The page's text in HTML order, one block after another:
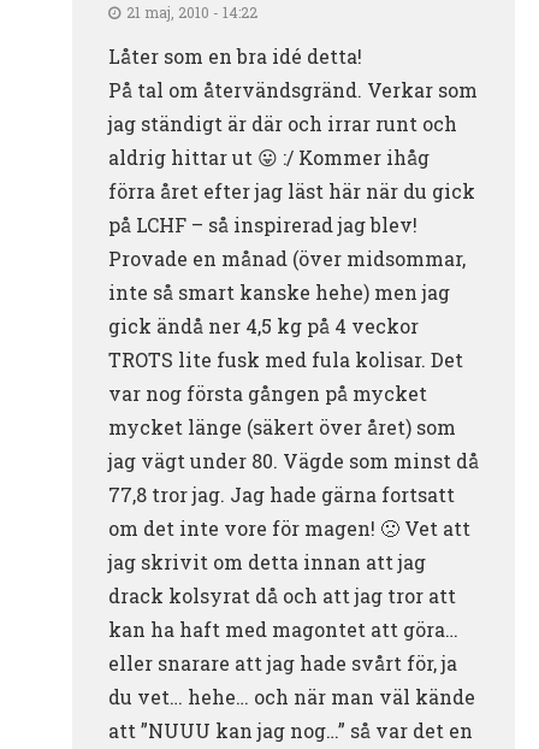
21 maj, 2010 - 14:22
Låter som en bra idé detta!
På tal om återvändsgränd. Verkar som
jag ständigt är där och irrar runt och
aldrig hittar ut 😛 :/ Kommer ihåg
förra året efter jag läst här när du gick
på LCHF – så inspirerad jag blev!
Provade en månad (över midsommar,
inte så smart kanske hehe) men jag
gick ändå ner 4,5 kg på 4 veckor
TROTS lite fusk med fula kolisar. Det
var nog första gången på mycket
mycket länge (säkert över året) som
jag vägt under 80. Vägde som minst då
77,8 tror jag. Jag hade gärna fortsatt
om det inte vore för magen! 🙁 Vet att
jag skrivit om detta innan att jag
drack kolsyrat då och att jag tror att
kan ha haft med magontet att göra…
eller snarare att jag hade svårt för, ja
du vet… hehe… och när man väl kände
att ”NUUU kan jag nog…” så var det en